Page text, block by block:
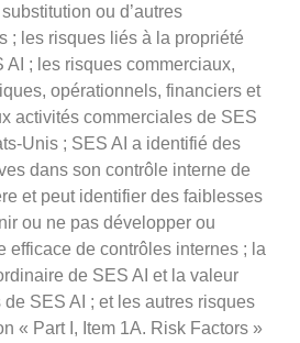
ou d’autres
; les risques liés à la propriété
; les risques commerciaux,
opérationnels, financiers et
activités commerciales de SES
Unis ; SES AI a identifié des
dans son contrôle interne de
et peut identifier des faiblesses
ou ne pas développer ou
efficace de contrôles internes ; la
de SES AI et la valeur
SES AI ; et les autres risques
« Part I, Item 1A. Risk Factors »